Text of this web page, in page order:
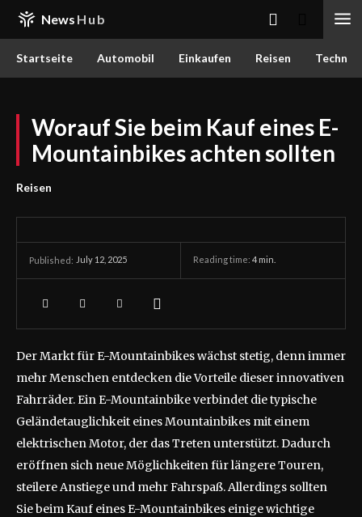
News Hub
Startseite Automobil Einkaufen Reisen Techn
Worauf Sie beim Kauf eines E-
Mountainbikes achten sollten
Reisen
Published: July 12, 2025 Reading time: 4 min.
Der Markt für E-Mountainbikes wächst stetig, denn immer
mehr Menschen entdecken die Vorteile dieser innovativen
Fahrräder. Ein E-Mountainbike verbindet die typische
Geländetauglichkeit eines Mountainbikes mit einem
elektrischen Motor, der das Treten unterstützt. Dadurch
eröffnen sich neue Möglichkeiten für längere Touren,
steilere Anstiege und mehr Fahrspaß. Allerdings sollten
Sie beim Kauf eines E-Mountainbikes einige wichtige